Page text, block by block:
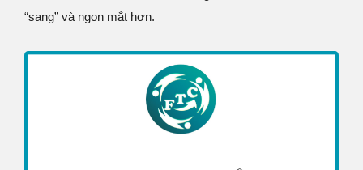
“sang” và ngon mắt hơn.